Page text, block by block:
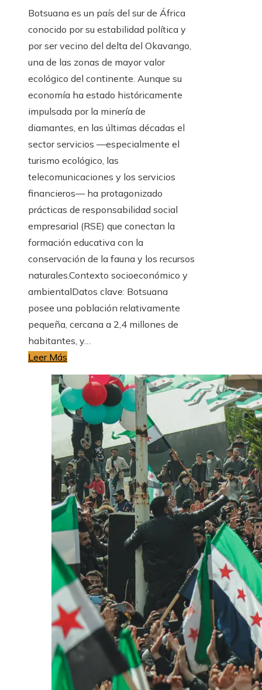
Botsuana es un país del sur de África
conocido por su estabilidad política y
por ser vecino del delta del Okavango,
una de las zonas de mayor valor
ecológico del continente. Aunque su
economía ha estado históricamente
impulsada por la minería de
diamantes, en las últimas décadas el
sector servicios —especialmente el
turismo ecológico, las
telecomunicaciones y los servicios
financieros— ha protagonizado
prácticas de responsabilidad social
empresarial (RSE) que conectan la
formación educativa con la
conservación de la fauna y los recursos
naturales.Contexto socioeconómico y
ambientalDatos clave: Botsuana
posee una población relativamente
pequeña, cercana a 2,4 millones de
habitantes, y…
Leer Más